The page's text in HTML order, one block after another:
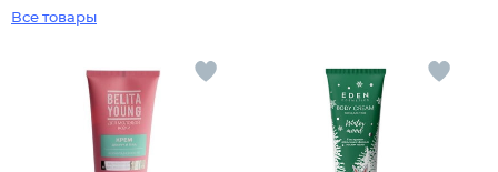
Все товары